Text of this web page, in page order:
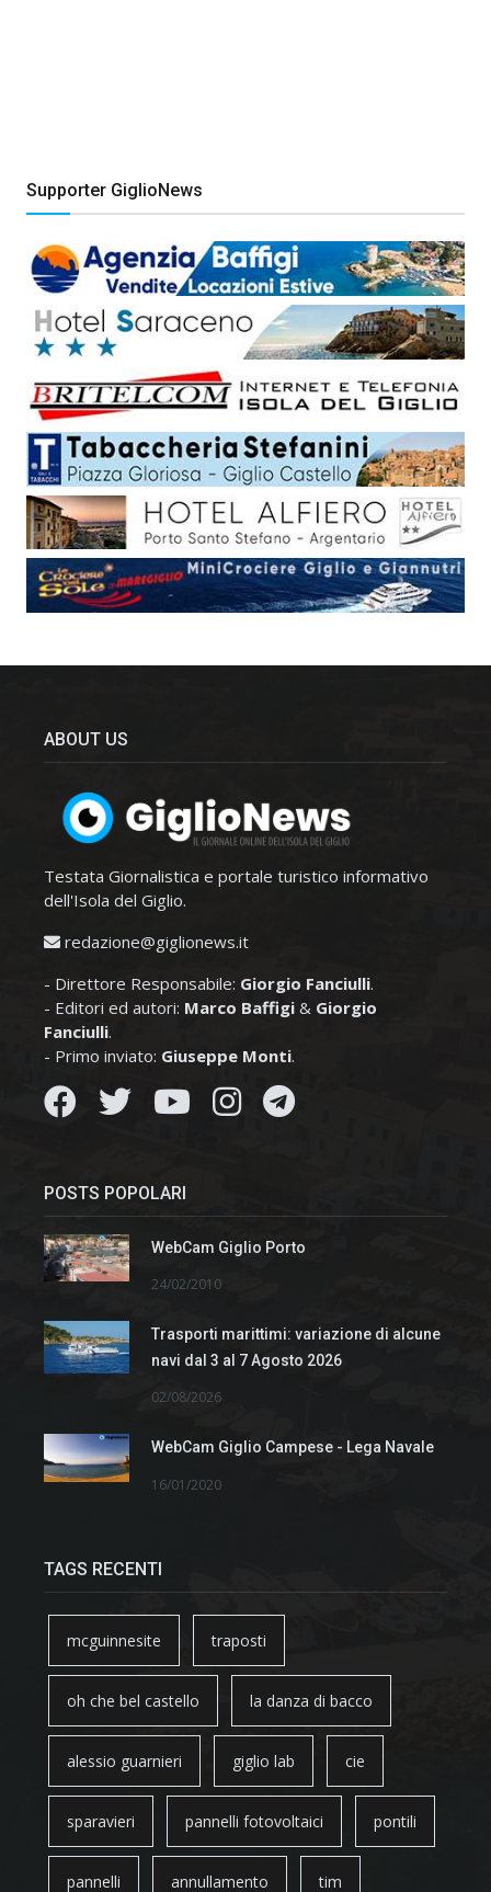
Supporter GiglioNews
ABOUT US
Testata Giornalistica e portale turistico informativo
dell'Isola del Giglio.
redazione@giglionews.it
- Direttore Responsabile: Giorgio Fanciulli.
- Editori ed autori: Marco Baffigi & Giorgio
Fanciulli.
- Primo inviato: Giuseppe Monti.
POSTS POPOLARI
WebCam Giglio Porto
24/02/2010
Trasporti marittimi: variazione di alcune
navi dal 3 al 7 Agosto 2026
02/08/2026
WebCam Giglio Campese - Lega Navale
16/01/2020
TAGS RECENTI
mcguinnesite traposti
oh che bel castello la danza di bacco
alessio guarnieri giglio lab cie
sparavieri pannelli fotovoltaici pontili
pannelli annullamento tim